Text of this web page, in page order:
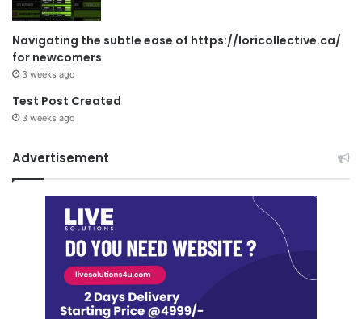
Navigating the subtle ease of https://loricollective.ca/
for newcomers
3 weeks ago
Test Post Created
3 weeks ago
Advertisement